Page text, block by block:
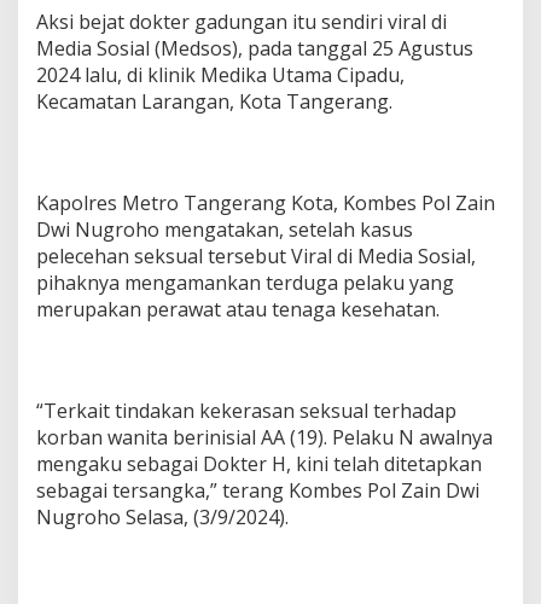
a
s
e
n
i
K
o
a
T
e
a
n
g
Aksi bejat dokter gadungan itu sendiri viral di
Media Sosial (Medsos), pada tanggal 25 Agustus
2024 lalu, di klinik Medika Utama Cipadu,
Kecamatan Larangan, Kota Tangerang.
Kapolres Metro Tangerang Kota, Kombes Pol Zain
Dwi Nugroho mengatakan, setelah kasus
pelecehan seksual tersebut Viral di Media Sosial,
pihaknya mengamankan terduga pelaku yang
merupakan perawat atau tenaga kesehatan.
“Terkait tindakan kekerasan seksual terhadap
korban wanita berinisial AA (19). Pelaku N awalnya
mengaku sebagai Dokter H, kini telah ditetapkan
sebagai tersangka,” terang Kombes Pol Zain Dwi
Nugroho Selasa, (3/9/2024).